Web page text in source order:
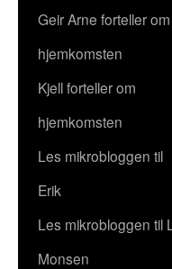
Geir Arne forteller om
hjemkomsten
Kjell forteller om
hjemkomsten
Les mikrobloggen til
Erik
Les mikrobloggen til
Monsen